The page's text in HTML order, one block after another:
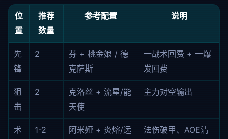
位
置
推荐
数量
参考配置 说明
先
锋
2
芬 + 桃金娘 / 德
克萨斯
一战术回费 + 一爆
发回费
狙
击
2
克洛丝 + 流星/能
天使
主力对空输出
术
1-2
阿米娅 + 炎熔/远
法伤破甲、AOE清